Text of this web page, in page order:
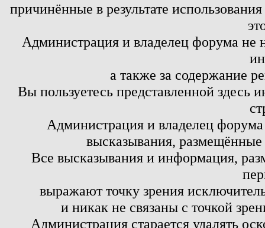
причинённые в результате
Администрация и владелец форума не
а также за содержание
Вы пользуетесь представленной здесь
Администрация и владелец
высказывания,
Все высказывания и информация,
выражают точку зрения
и никак не связаны с точкой
Администрация старается удалять